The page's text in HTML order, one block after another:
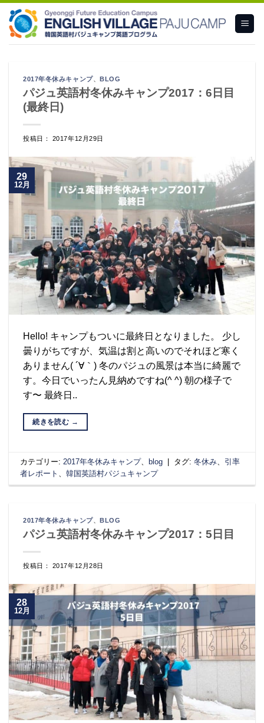
content
2017年冬休みキャンプ、BLOG
パジュ英語村冬休みキャンプ2017：6日目
(最終日)
投稿日： 2017年12月29日
29
12月
Hello! キャンプもついに最終日となりました。 少し
曇りがちですが、気温は割と高いのでそれほど寒く
ありません( ´∀｀) 冬のパジュの風景は本当に綺麗で
す。今日でいったん見納めですね(^ ^) 朝の様子で
す〜 最終日..
続きを読む →
カテゴリー:2017年冬休みキャンプ、 blog タグ:冬休み、 引率
者レポート 、韓国英語村パジュキャンプ
2017年冬休みキャンプ、BLOG
パジュ英語村冬休みキャンプ2017：5日目
投稿日： 2017年12月28日
28
12月